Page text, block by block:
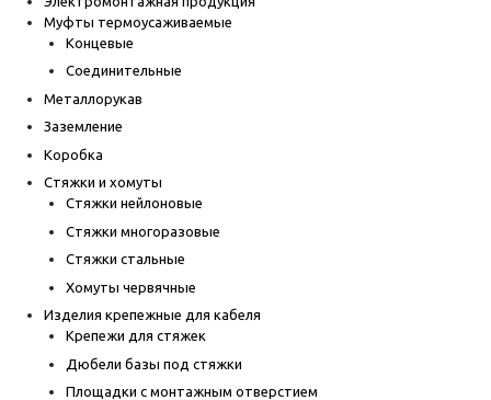
Муфты термоусаживаемые
Концевые
Соединительные
Металлорукав
Заземление
Коробка
Стяжки и хомуты
Стяжки нейлоновые
Стяжки многоразовые
Стяжки стальные
Хомуты червячные
Изделия крепежные для кабеля
Крепежи для стяжек
Дюбели базы под стяжки
Площадки с монтажным отверстием